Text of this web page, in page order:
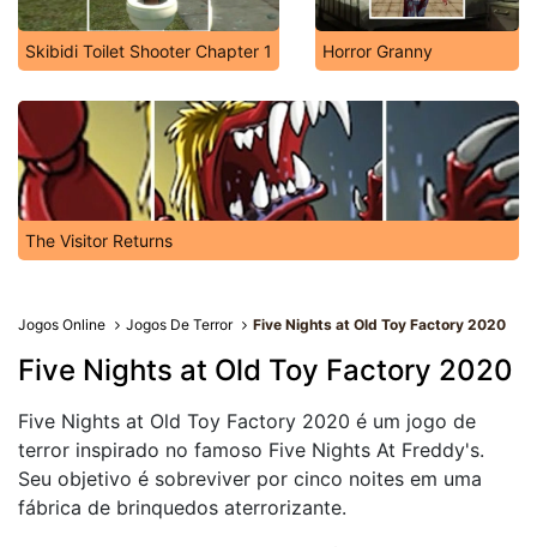
Skibidi Toilet Shooter Chapter 1 Horror Granny
The Visitor Returns
Jogos Online Jogos De Terror Five Nights at Old Toy Factory 2020
Five Nights at Old Toy Factory 2020
Five Nights at Old Toy Factory 2020 é um jogo de
terror inspirado no famoso Five Nights At Freddy's.
Seu objetivo é sobreviver por cinco noites em uma
fábrica de brinquedos aterrorizante.